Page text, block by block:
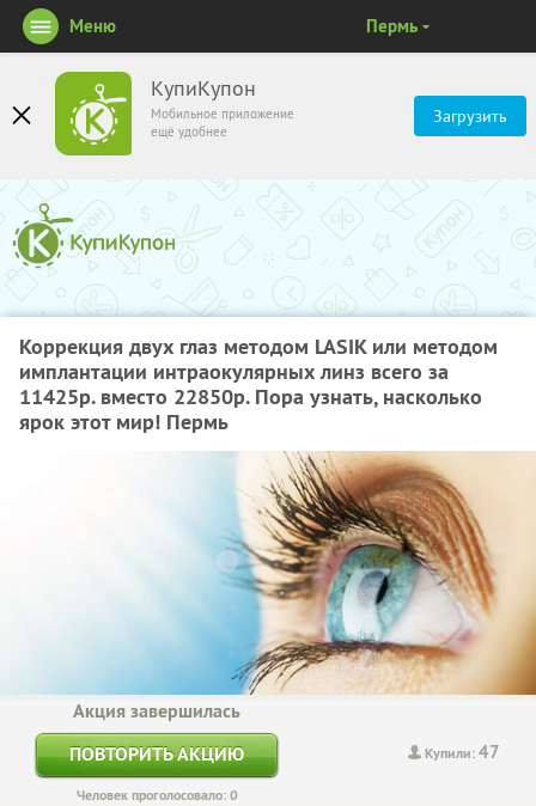
КупиКупон
Мобильное приложение
ещё удобнее
Загрузить
Меню Пермь
Коррекция двух глаз методом LASIK или методом
имплантации интраокулярных линз всего за
11425р. вместо 22850р. Пора узнать, насколько
ярок этот мир! Пермь
Купили:47
Акция завершилась
ПОВТОРИТЬ АКЦИЮ
Человек проголосовало: 0